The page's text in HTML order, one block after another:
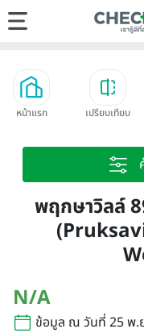
หน้าแรก เปรียบเทียบ
พฤกษาวิลล์
N/A
ข้อมูล ณ วันที่ 25 พ.